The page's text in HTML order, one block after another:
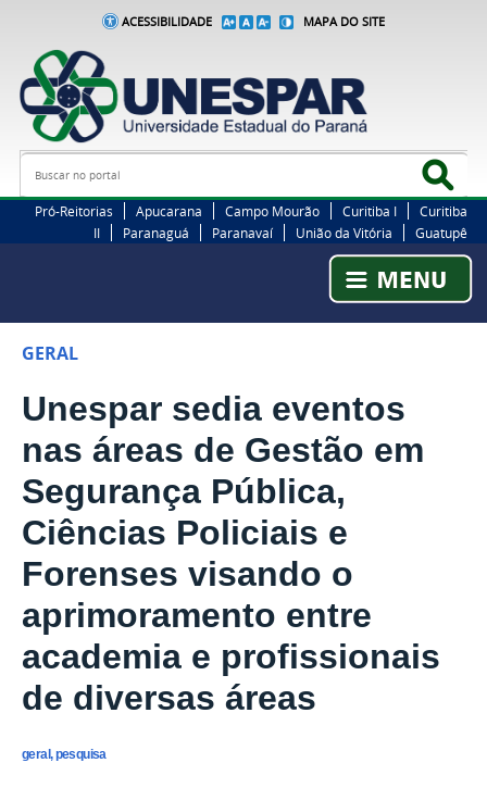
ACESSIBILIDADE MAPA DO SITE
Busca
Pró-Reitorias Apucarana Campo Mourão Curitiba I
Curitiba
II
Paranaguá Paranavaí União da Vitória Guatupê
GERAL
Unespar sedia eventos
nas áreas de Gestão em
Segurança Pública,
Ciências Policiais e
Forenses visando o
aprimoramento entre
academia e profissionais
de diversas áreas
geral, pesquisa